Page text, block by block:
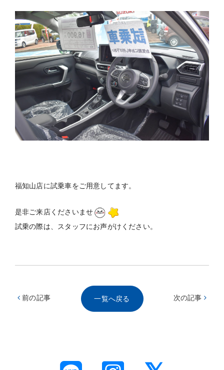
福知山店に試乗車をご用意してます。
是非ご来店くださいませ
試乗の際は、スタッフにお声がけください。
一覧へ戻る
前の記事 次の記事